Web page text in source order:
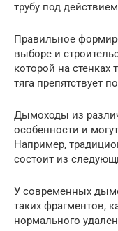
трубу под
Правильное
выборе и
которой на стенках
тяга препятствует
Дымоходы из
особенности и
Например,
состоит из
У современных
таких фрагментов,
нормального